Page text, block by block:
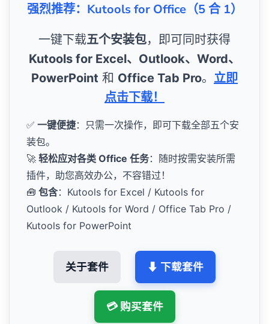
强烈推荐：Kutools for Office（5 合 1）
一键下载五个安装包，即可同时获得
Kutools for Excel、Outlook、Word、
PowerPoint 和 Office Tab Pro。 立即
点击下载！
✅ 一键便捷：只需一次操作，即可下载全部五个安
装包。
🚀 轻松应对各类 Office 任务：随时按需安装所需
插件，助您高效办公，不容错过！
🧰 包含：Kutools for Excel / Kutools for
Outlook / Kutools for Word / Office Tab Pro /
Kutools for PowerPoint
关于套件 ⬇ 下载套件
💳 购买套件